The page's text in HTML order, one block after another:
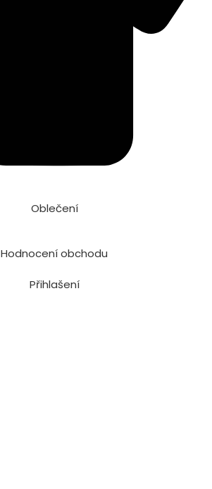
Oblečení
Hodnocení obchodu
Přihlašení